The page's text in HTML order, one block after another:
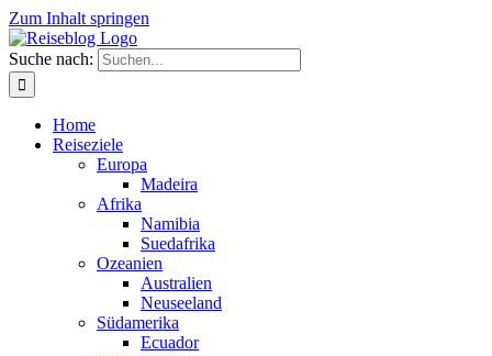
Zum Inhalt springen
Suche nach:
Home
Reiseziele
Europa
Madeira
Afrika
Namibia
Suedafrika
Ozeanien
Australien
Neuseeland
Südamerika
Ecuador